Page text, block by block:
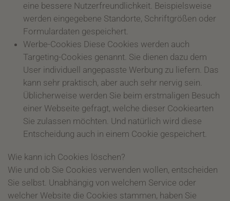
eine bessere Nutzerfreundlichkeit. Beispielsweise
werden eingegebene Standorte, Schriftgrößen oder
Formulardaten gespeichert.
Werbe-Cookies Diese Cookies werden auch
Targeting-Cookies genannt. Sie dienen dazu dem
User individuell angepasste Werbung zu liefern. Das
kann sehr praktisch, aber auch sehr nervig sein.
Üblicherweise werden Sie beim erstmaligen Besuch
einer Webseite gefragt, welche dieser Cookiearten
Sie zulassen möchten. Und natürlich wird diese
Entscheidung auch in einem Cookie gespeichert.
Wie kann ich Cookies löschen?
Wie und ob Sie Cookies verwenden wollen, entscheiden
Sie selbst. Unabhängig von welchem Service oder
welcher Website die Cookies stammen, haben Sie